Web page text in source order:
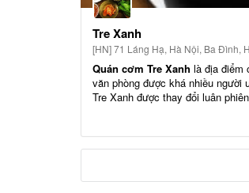
Tre Xanh
[HN] 71 Láng Hạ, Hà Nội, Ba Đình,
Quán cơm Tre Xanh là địa điểm
văn phòng được khá nhiều người
Tre Xanh được thay đổi luân
Địa chỉ:71 Láng Hạ, Hà
Hướng dẫn thanh toán bằng